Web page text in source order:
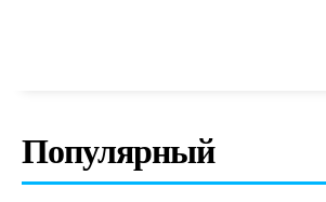
Популярный